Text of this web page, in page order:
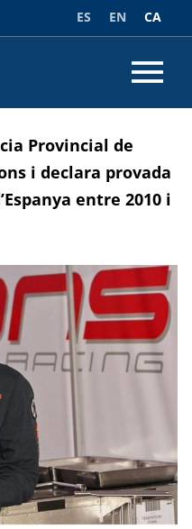
CA
EN
ES
Provincial de
i declara provada
entre 2010 i